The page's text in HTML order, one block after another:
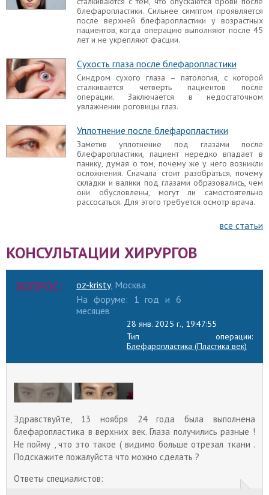
монголоидной расы. Искусственный эпикантус
может быть неприятным последствием пластики
век.
Слезятся глаза после блефаропластики
В одних случаях признак не указывает на
развитие осложнений и является вариацией
нормы, однако в других случаях слезятся глаза
после блефаропластики слишком долго, вызывая
неудобство и дискомфорт. Стоит разобраться, в
каких ситуациях стоит обращаться к врачу,
этим симптомом.
Не закрывается глаз после
блефаропластики
Если глаза полностью не закрываются, то речь
идет о таком осложнении, как лагофтальм.
Беспокоится не стоит, если неполное смыкание
верхних и нижних век наблюдается в раннем
С асимметрией после блефаропластики
встречались многие пациенты. Однако в одном
случае разная форма глаз – вариант нормы, а в
проведении хирургического вмешательства.
Выворот нижнего века после
блефаропластики
В норме нижнее веко прижимается к глазному
яблоку и просвета в промежутке нет. Эктропион
века – редкое осложнение после пластики век,
сопровождающееся оголением склеры из-за
века.
Запавшие глаза, эффект провала, впалые глаза
после блефаропластики, маленькие пуговки – все
это описания неудачной операции на веках,
после которой веки округляются и глаза
становятся меньше, чем были до хирургического
вмешательства.
блефаропластики. Сильнее симптом проявляется
после верхней блефаропластики у возрастных
пациентов, когда операцию выполняют после 45
лет и не укрепляют фасции.
Сухость глаза после блефаропластики
Синдром сухого глаза – патология, с которой
сталкивается четверть пациентов после
операции. Заключается в недостаточном
увлажнении роговицы глаз.
Уплотнение после блефаропластики
Заметив уплотнение под глазами после
блефаропластики, пациент нередко впадает в
панику, думая о том, почему же у него возникли
осложнения. Сначала стоит разобраться, почему
складки и валики под глазами образовались, чем
они обусловлены, могут ли самостоятельно
рассосаться. Для этого требуется осмотр врача.
все статьи
КОНСУЛЬТАЦИИ ХИРУРГОВ
ВОПРОС: oz-kristy, Москва
На форуме: 1 год и 6
месяцев
28 янв. 2025 г., 19:47:55
Тип операции:
Блефаропластика (Пластика век)
Здравствуйте, 13 ноября 24 года была выполнена
блефаропластика в верхних век. Глаза получились разные !
Не пойму , что это такое ( видимо больше отрезал ткани .
Подскажите пожалуйста что можно сделать ?
Ответы специалистов: